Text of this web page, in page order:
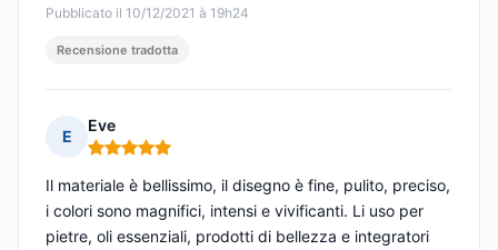
Pubblicato il 10/12/2021 à 19h24
Recensione tradotta
E
Eve
Nota: 5 su 5
Il materiale è bellissimo, il disegno è fine, pulito, preciso,
i colori sono magnifici, intensi e vivificanti. Li uso per
pietre, oli essenziali, prodotti di bellezza e integratori